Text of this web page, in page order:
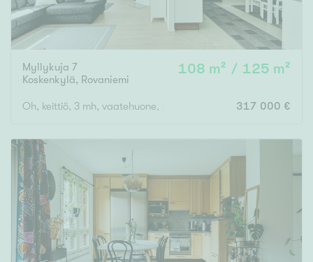
Myllykuja 7
Koskenkylä, Rovaniemi
108 m² / 125 m²
Oh, keittiö, 3 mh, vaatehuone, kodinhoitohuone, wc,317 000 €